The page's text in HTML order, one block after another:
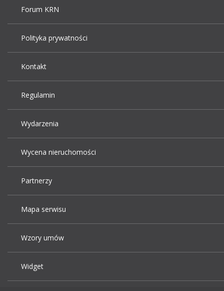
Forum KRN
Polityka prywatności
Kontakt
Regulamin
Wydarzenia
Wycena nieruchomości
Partnerzy
Mapa serwisu
Wzory umów
Widget